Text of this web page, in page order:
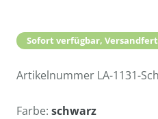
Sofort verfügbar,
Artikelnummer LA-1131-
Farbe: schwarz